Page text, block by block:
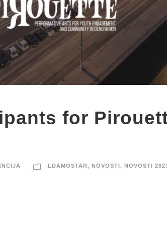
for
LDAMOSTAR, NOVOSTI, NOVOSTI